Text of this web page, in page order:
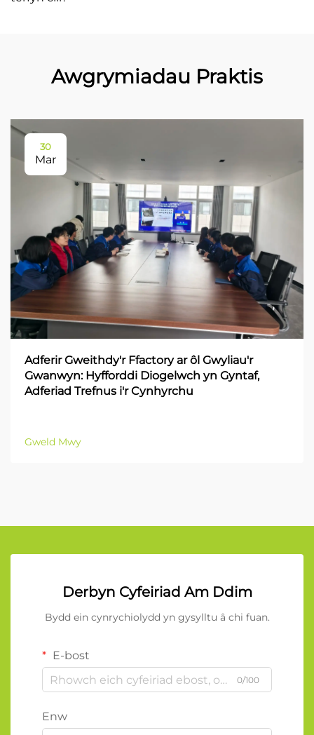
Awgrymiadau Praktis
30
Mar
Adferir Gweithdy'r Ffactory ar ôl Gwyliau'r
Gwanwyn: Hyfforddi Diogelwch yn Gyntaf,
Adferiad Trefnus i'r Cynhyrchu
Gweld Mwy
Derbyn Cyfeiriad Am Ddim
Bydd ein cynrychiolydd yn gysylltu â chi fuan.
E-bost
0/100
Enw